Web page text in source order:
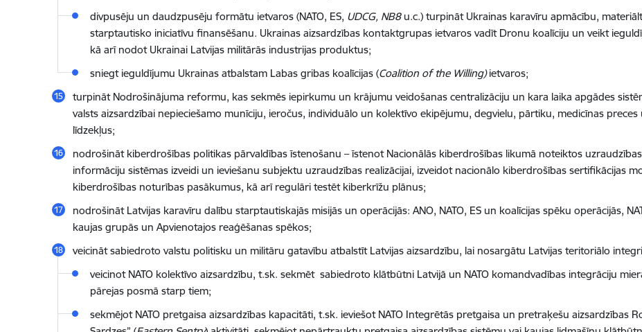
divpusēju un daudzpusēju formātu ietvaros (NATO, ES, UDCG, NB8u.c.) turpināt Ukrainas karavīru apmācību,
starptautisko iniciatīvu finansēšanu. Ukrainas aizsardzības kontaktgrupas ietvaros vadīt Dronu koalīciju un veikt
kā arī nodot Ukrainai Latvijas militārās industrijas produktus;
sniegt ieguldījumu Ukrainas atbalstam Labas gribas koalīcijas (Coalition of the Willing)ietvaros;
turpināt Nodrošinājuma reformu, kas sekmēs iepirkumu un krājumu veidošanas centralizāciju un kara laika apgādes
valsts aizsardzībai nepieciešamo munīciju, ieročus, individuālo un kolektīvo ekipējumu, degvielu, pārtiku, medicīnas
līdzekļus;
nodrošināt kiberdrošības politikas pārvaldības īstenošanu – īstenot Nacionālās kiberdrošības likumā noteiktos
informāciju sistēmas izveidi un ieviešanu subjektu uzraudzības realizācijai, izveidot nacionālo kiberdrošības sertifikācijas
kiberdrošības noturības pasākumus, kā arī regulāri testēt kiberkrīžu plānus;
nodrošināt Latvijas karavīru dalību starptautiskajās misijās un operācijās: ANO, NATO, ES un koalīcijas spēku operācijās,
kaujas grupās un Apvienotajos reaģēšanas spēkos;
veicināt sabiedroto valstu politisku un militāru gatavību atbalstīt Latvijas aizsardzību, lai nosargātu Latvijas teritoriālo
veicinot NATO kolektīvo aizsardzību, t.sk. sekmēt sabiedroto klātbūtni Latvijā un NATO komandvadības integrāciju
pārejas posmā starp tiem;
sekmējot NATO pretgaisa aizsardzības kapacitāti, t.sk. ieviešot NATO Integrētās pretgaisa un pretraķešu aizsardzības